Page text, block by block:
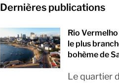
Dernières publications
Rio
le plus
bohème de
Le quartier